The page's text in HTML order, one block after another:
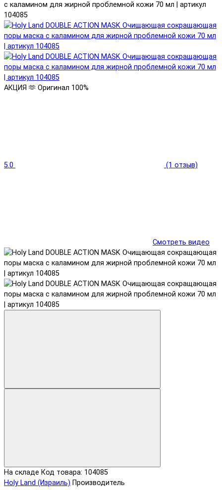
с каламином для жирной проблемной кожи 70 мл | артикул
104085
АКЦИЯ 🫶 Оригинал 100%
5.0 (1 отзыв)
Смотреть видео
На складе Код товара: 104085
Holy Land (Израиль) Производитель